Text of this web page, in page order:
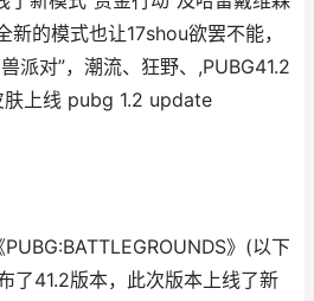
的模式也让17shou欲罢不能，
派对”，潮流、狂野、,PUBG41.2
肤上线 pubg 1.2 update
》(以下
了41.2版本，此次版本上线了新